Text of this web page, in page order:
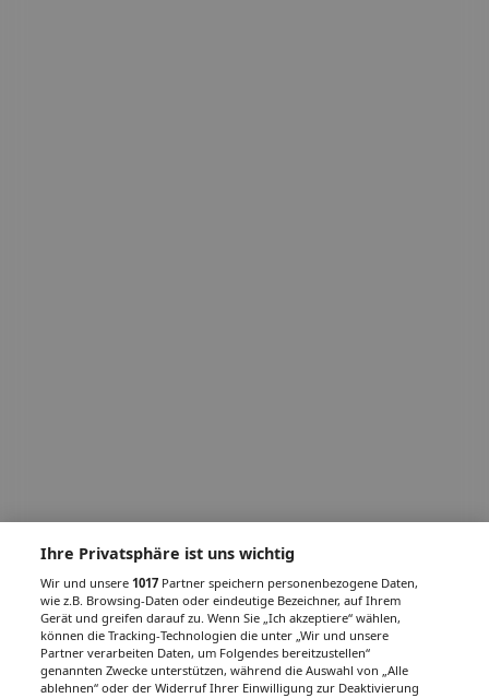
Ihre Privatsphäre ist uns wichtig
Wir und unsere1017 Partner speichern personenbezogene Daten,
wie z.B. Browsing-Daten oder eindeutige Bezeichner, auf Ihrem
Gerät und greifen darauf zu. Wenn Sie „Ich akzeptiere“ wählen,
können die Tracking-Technologien die unter „Wir und unsere
Partner verarbeiten Daten, um Folgendes bereitzustellen“
genannten Zwecke unterstützen, während die Auswahl von „Alle
ablehnen“ oder der Widerruf Ihrer Einwilligung zur Deaktivierung